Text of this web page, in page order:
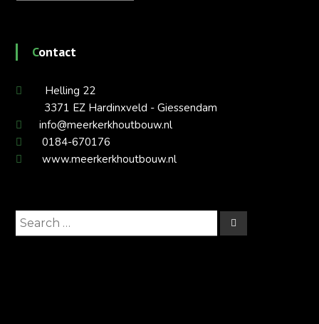
Contact
Helling 22
3371 EZ Hardinxveld - Giessendam
info@meerkerkhoutbouw.nl
0184-670176
www.meerkerkhoutbouw.nl
Search
for:
Search